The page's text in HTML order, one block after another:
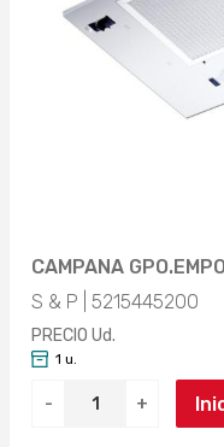
CAMPANA
S & P | 5215445200
PRECIO Ud.
- +
1 u.